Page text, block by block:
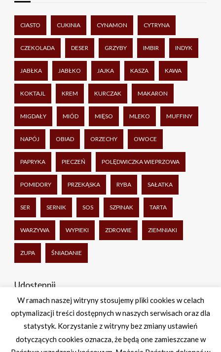
CIASTO CUKINIA CYNAMON CYTRYNA
CZEKOLADA DESER GRZYBY IMBIR INDYK
JABŁKA JABŁKO JAJKA KASZA KAWA
KOKTAJL KREM KURCZAK MAKARON
MIGDAŁY MIÓD MIĘSO MLEKO MUFFINY
NAPÓJ OBIAD ORZECHY OWOCE
PAPRYKA PIECZEŃ POLĘDWICZKA WIEPRZOWA
POMIDORY PRZEKĄSKA RYBA SAŁATKA
SER SERNIK SOS SZPINAK TARTA
WARZYWA WYPIEKI ZDROWIE ZIEMNIAKI
ZUPA ŚNIADANIE
Udostępnij
Facebook
TwitterWhatsApp
Share
W ramach naszej witryny stosujemy pliki cookies w celach
optymalizacji treści dostępnych w naszych serwisach oraz dla
statystyk. Korzystanie z witryny bez zmiany ustawień
dotyczących cookies oznacza, że będą one zamieszczane w